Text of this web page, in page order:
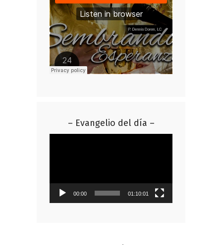
– Evangelio del día –
00:00 01:10:01